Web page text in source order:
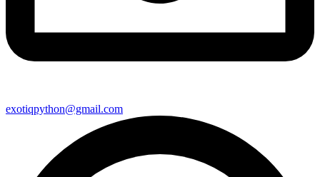
exotiqpython@gmail.com